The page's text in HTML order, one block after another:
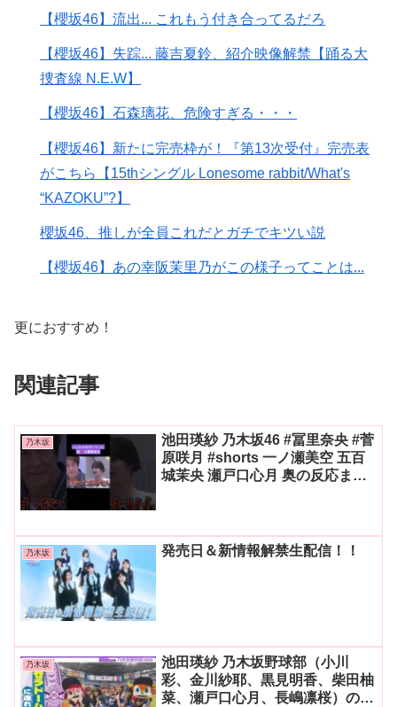
【櫻坂46】流出... これもう付き合ってるだろ
【櫻坂46】失踪... 藤吉夏鈴、紹介映像解禁【踊る大
捜査線 N.E.W】
【櫻坂46】石森璃花、危険すぎる・・・
【櫻坂46】新たに完売枠が！『第13次受付』完売表
がこちら【15thシングル Lonesome rabbit/What's
“KAZOKU”?】
櫻坂46、推しが全員これだとガチでキツい説
【櫻坂46】あの幸阪茉里乃がこの様子ってことは...
更におすすめ！
関連記事
乃木坂
池田瑛紗 乃木坂46 #冨里奈央 #菅
原咲月 #shorts 一ノ瀬美空 五百
城茉央 瀬戸口心月 奥の反応まと
乃木坂 発売日＆新情報解禁生配信！！
乃木坂
池田瑛紗 乃木坂野球部（小川
彩、金川紗耶、黒見明香、柴田柚
菜、瀬戸口心月、長嶋凛桜）の楽